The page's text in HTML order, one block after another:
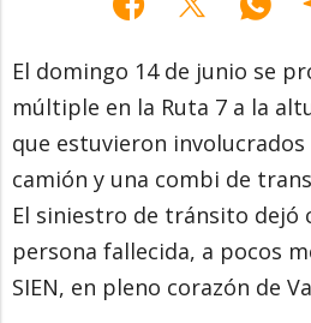
El domingo 14 de junio se
múltiple en la Ruta 7 a la
que estuvieron
camión y una combi de
El siniestro de tránsito dejó
persona fallecida, a pocos
SIEN, en pleno corazón de